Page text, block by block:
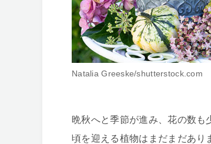
Natalia Greeske/shutterstock.com
晩秋へと季節が進み、花の数も
頃を迎える植物はまだまだあり